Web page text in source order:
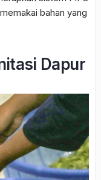
bahan yang
Dapur